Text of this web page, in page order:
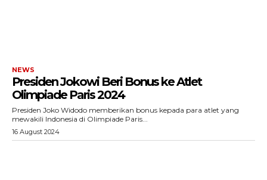
NEWS
Presiden Jokowi Beri Bonus ke Atlet
Olimpiade Paris 2024
Presiden Joko Widodo memberikan bonus kepada para atlet yang
mewakili Indonesia di Olimpiade Paris...
16 August 2024